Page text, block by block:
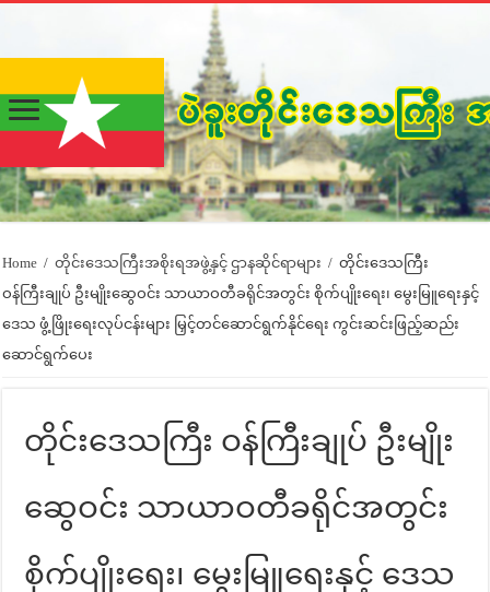
Home / တိုင်းဒေသကြီးအစိုးရအဖွဲ့နှင့် ဌာနဆိုင်ရာများ / တိုင်းဒေသကြီး
ဝန်ကြီးချုပ် ဦးမျိုးဆွေဝင်း သာယာဝတီခရိုင်အတွင်း စိုက်ပျိုးရေး၊ မွေးမြူရေးနှင့်
ဒေသ ဖွံ့ဖြိုးရေးလုပ်ငန်းများ မြှင့်တင်ဆောင်ရွက်နိုင်ရေး ကွင်းဆင်းဖြည့်ဆည်း
ဆောင်ရွက်ပေး
တိုင်းဒေသကြီး ဝန်ကြီးချုပ် ဦးမျိုး
ဆွေဝင်း သာယာဝတီခရိုင်အတွင်း
စိုက်ပျိုးရေး၊ မွေးမြူရေးနှင့် ဒေသ